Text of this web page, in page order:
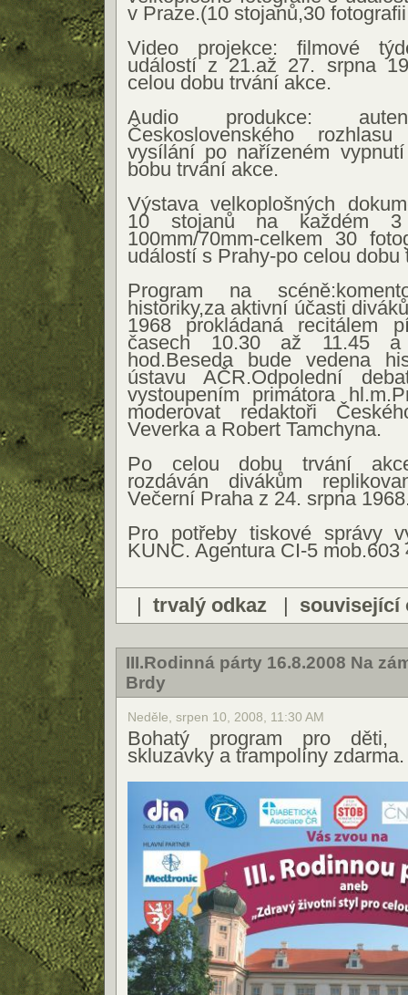
v Praze.(10 stojanů,30
Video projekce: filmové
událostí z 21.až 27. srpna
celou dobu trvání akce.
Audio produkce:
Československého
vysílání po nařízeném
bobu trvání akce.
Výstava velkoplošných
10 stojanů na každém
100mm/70mm-celkem 30
událostí s Prahy-po celou dobu
Program na
historiky,za aktivní účasti
1968 prokládaná recitálem
časech 10.30 až 11.45
hod.Beseda bude vedena
ústavu AČR.Odpolední
vystoupením primátora
moderovat redaktoři
Veverka a Robert Tamchyna.
Po celou dobu trvání
rozdáván divákům
Večerní Praha z 24. srpna
Pro potřeby tiskové správy
KUNC. Agentura CI-5 mob.603
| trvalý odkaz | související
III.Rodinná párty 16.8.2008 Na
Brdy
Neděle, srpen 10, 2008, 11:30 AM
Bohatý program pro děti,
skluzavky a trampolíny zdarma.